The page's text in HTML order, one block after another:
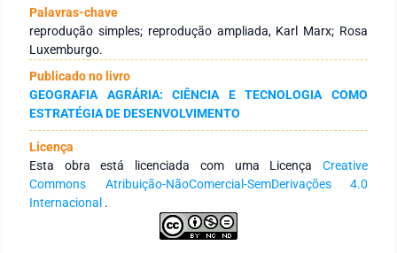
Luxemburgo “A acumulação do capital”, e as obras de
autores agraristas brasileiros que são especialistas da
Geografia Agrária e áreas correlatas. Os resultados indicam
que os esquemas da reprodução do Livro II de Marx só
constituem uma parte da análise marxiana do processo da
reprodução social do capital. Portanto, a teoria marxiana das
crises e do colapso do capital (presente apenas no Livro III), é
necessária para alcançar a totalidade de tal análise e
conceber a coexistência do capitalismo com outras formas
não capitalistas de produção como a camponesa.
Concluímos que são os diferentes níveis de transferências de
mais-valia e de renda da terra que determinam a reprodução
ampliada do agronegócio e simples do campesinato.
Palavras-chave
reprodução simples; reprodução ampliada, Karl Marx; Rosa
Luxemburgo.
Publicado no livro
GEOGRAFIA AGRÁRIA: CIÊNCIA E TECNOLOGIA COMO
ESTRATÉGIA DE DESENVOLVIMENTO
Licença
Esta obra está licenciada com uma Licença Creative
Commons Atribuição-NãoComercial-SemDerivações 4.0
Internacional .